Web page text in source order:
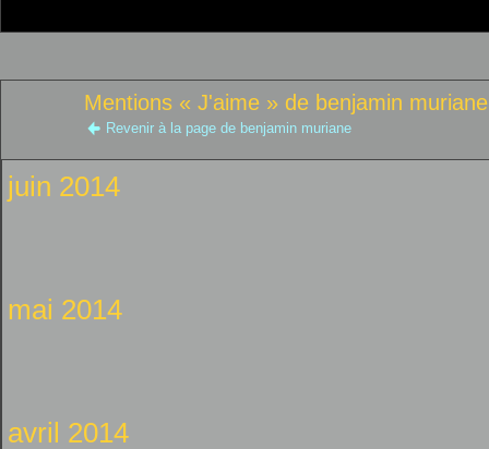
Mentions « J'aime » de benjamin muriane
Revenir à la page de benjamin muriane
juin 2014
mai 2014
avril 2014